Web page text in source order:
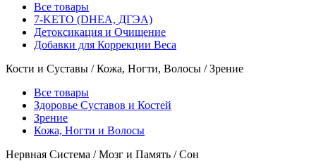
Все товары
7-KETO (DHEA, ДГЭА)
Детоксикация и Очищение
Добавки для Коррекции Веса
Кости и Суставы / Кожа, Ногти, Волосы / Зрение
Все товары
Здоровье Суставов и Костей
Зрение
Кожа, Ногти и Волосы
Нервная Система / Мозг и Память / Сон